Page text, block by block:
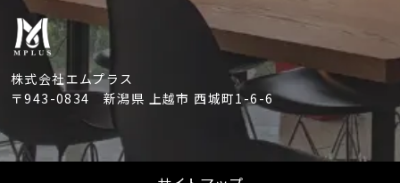
株式会社エムプラス
〒943-0834新潟県 上越市 西城町1-6-6